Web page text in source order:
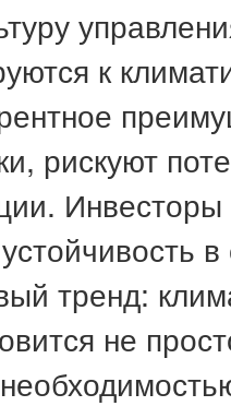
к
рискуют
тренд:
не